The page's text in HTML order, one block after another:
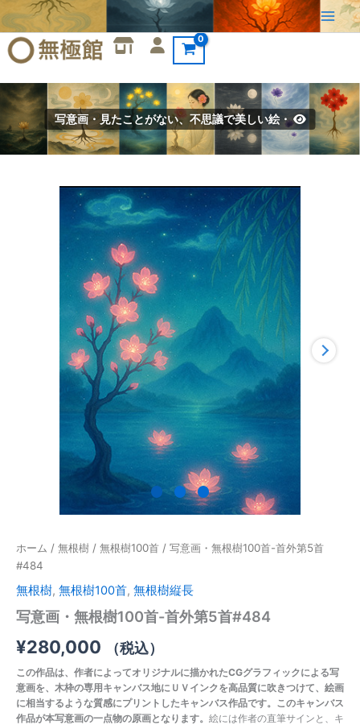
容
を
キ
ッ
プ
写意画・見たことがない、不思議で美しい絵・
ホーム / 無根樹 / 無根樹100首 / 写意画・無根樹100首-首外第5首
#484
無根樹, 無根樹100首, 無根樹縦長
写意画・無根樹100首-首外第5首#484
¥280,000 （税込）
この作品は、作者によってオリジナルに描かれたCGグラフィックによる写
意画を、木枠の専用キャンバス地にＵＶインクを高品質に吹きつけて、絵画
に相当するような質感にプリントしたキャンバス作品です。このキャンバス
作品が本写意画の一点物の原画となります。 絵には作者の直筆サインと、キ